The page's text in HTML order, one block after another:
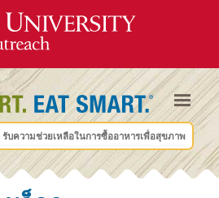
รับความช่วยเหลือในการซื้ออาหารเพื่อสุขภาพ